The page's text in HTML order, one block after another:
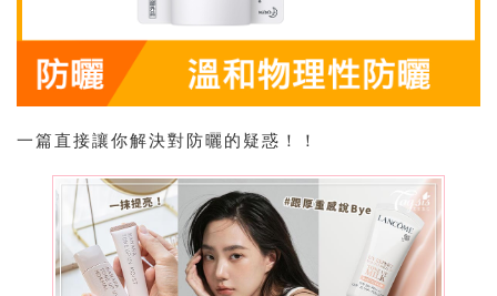
一篇直接讓你解決對防曬的疑惑！！